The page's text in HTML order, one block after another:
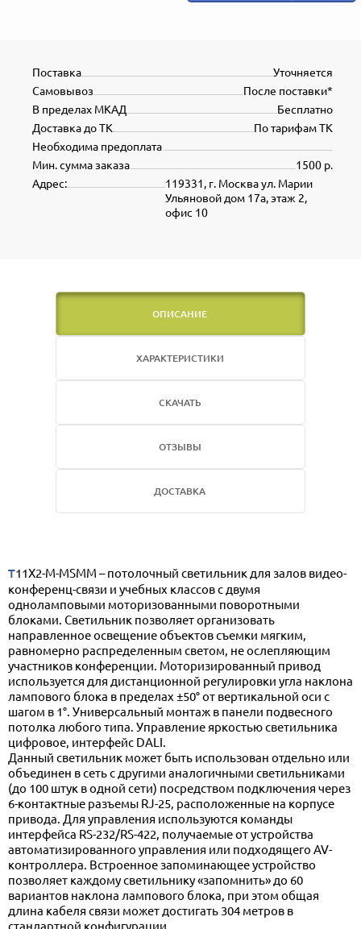
Уточняется
Поставка
После поставки*
Самовывоз
Бесплатно
В пределах МКАД
По тарифам ТК
Доставка до ТК
Необходима предоплата
1500 р.
Мин. сумма заказа
119331, г. Москва ул. Марии
Ульяновой дом 17а, этаж 2,
офис 10
Адрес:
ОПИСАНИЕ
ХАРАКТЕРИСТИКИ
СКАЧАТЬ
ОТЗЫВЫ
ДОСТАВКА
T11X2-M-MSMM – потолочный светильник для залов видео-
конференц-связи и учебных классов с двумя
одноламповыми моторизованными поворотными
блоками. Светильник позволяет организовать
направленное освещение объектов съемки мягким,
равномерно распределенным светом, не ослепляющим
участников конференции. Моторизированный привод
используется для дистанционной регулировки угла наклона
лампового блока в пределах ±50° от вертикальной оси с
шагом в 1°. Универсальный монтаж в панели подвесного
потолка любого типа. Управление яркостью светильника
цифровое, интерфейс DALI.
Данный светильник может быть использован отдельно или
объединен в сеть с другими аналогичными светильниками
(до 100 штук в одной сети) посредством подключения через
6-контактные разъемы RJ-25, расположенные на корпусе
привода. Для управления используются команды
интерфейса RS-232/RS-422, получаемые от устройства
автоматизированного управления или подходящего AV-
контроллера. Встроенное запоминающее устройство
позволяет каждому светильнику «запомнить» до 60
вариантов наклона лампового блока, при этом общая
длина кабеля связи может достигать 304 метров в
стандартной конфигурации.